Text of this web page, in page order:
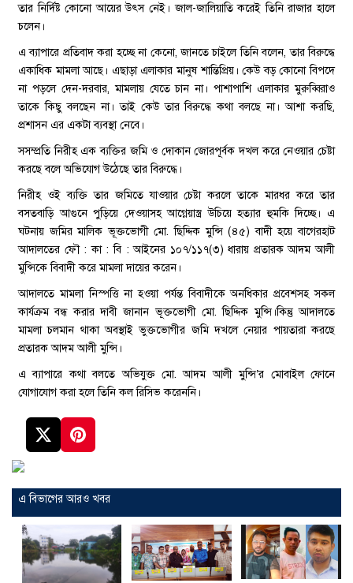
তার নির্দিষ্ট কোনো আয়ের উৎস নেই। জাল-জালিয়াতি করেই তিনি রাজার হালে
চলেন।
এ ব্যাপারে প্রতিবাদ করা হচ্ছে না কেনো, জানতে চাইলে তিনি বলেন, তার বিরুদ্ধে
একাধিক মামলা আছে। এছাড়া এলাকার মানুষ শান্তিপ্রিয়। কেউ বড় কোনো বিপদে
না পড়লে দেন-দরবার, মামলায় যেতে চান না। পাশাপাশি এলাকার মুরুব্বিরাও
তাকে কিছু বলছেন না। তাই কেউ তার বিরুদ্ধে কথা বলছে না। আশা করছি,
প্রশাসন এর একটা ব্যবস্থা নেবে।
সসম্প্রতি নিরীহ এক ব্যক্তির জমি ও দোকান জোরপূর্বক দখল করে নেওয়ার চেষ্টা
করছে বলে অভিযোগ উঠেছে তার বিরুদ্ধে।
নিরীহ ওই ব্যক্তি তার জমিতে যাওয়ার চেষ্টা করলে তাকে মারধর করে তার
বসতবাড়ি আগুনে পুড়িয়ে দেওয়াসহ আগ্নেয়াস্ত্র উচিয়ে হত্যার হুমকি দিচ্ছে। এ
ঘটনায় জমির মালিক ভূক্তভোগী মো. ছিদ্দিক মুন্সি (৪৫) বাদী হয়ে বাগেরহাট
আদালতের ফৌ : কা : বি : আইনের ১০৭/১১৭(৩) ধারায় প্রতারক আদম আলী
মুন্সিকে বিবাদী করে মামলা দায়ের করেন।
আদালতে মামলা নিস্পত্তি না হওয়া পর্যন্ত বিবাদীকে অনধিকার প্রবেশসহ সকল
কার্যক্রম বন্ধ করার দাবী জানান ভূক্তভোগী মো. ছিদ্দিক মুন্সি।কিন্তু আদালতে
মামলা চলমান থাকা অবস্থাই ভুক্তভোগীর জমি দখলে নেয়ার পায়তারা করছে
প্রতারক আদম আলী মুন্সি।
এ ব্যাপারে কথা বলতে অভিযুক্ত মো. আদম আলী মুন্সি’র মোবাইল ফোনে
যোগাযোগ করা হলে তিনি কল রিসিভ করেননি।
এ বিভাগের আরও খবর